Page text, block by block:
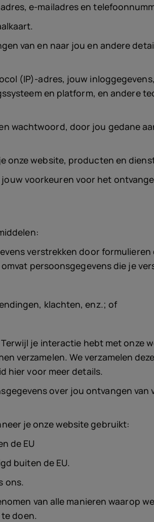
e-mailadres en
van en naar jou en andere
(IP)-adres, jouw
en platform, en andere
wachtwoord, door jou gedane
onze website, producten en
voorkeuren voor het
verstrekken door
persoonsgegevens die je
klachten, enz.; of
Terwijl je interactie hebt met onze
verzamelen. We verzamelen
hier voor meer details.
over jou ontvangen
je onze website gebruikt:
de EU
buiten de EU.
ons.
van alle manieren waarop
doen.